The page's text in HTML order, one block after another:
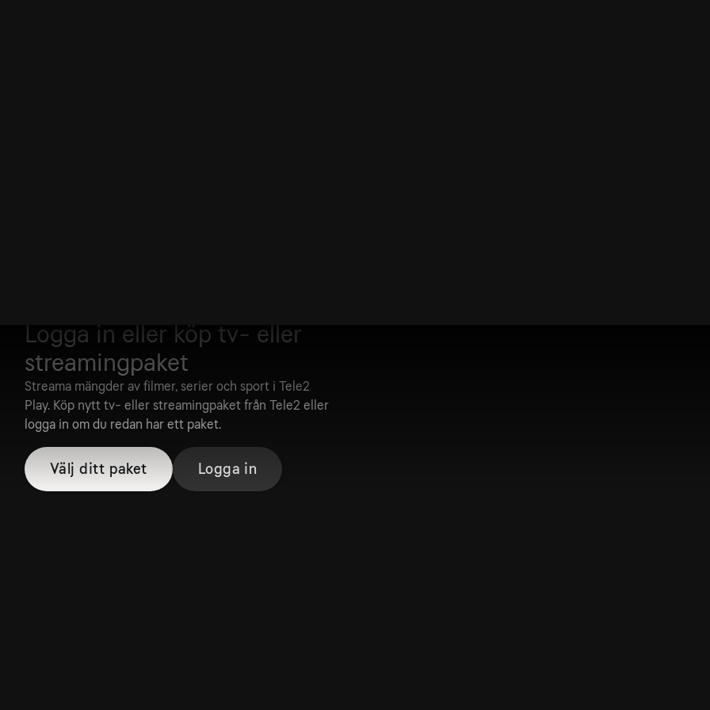
Logga in eller köp tv- eller
streamingpaket
Streama mängder av filmer, serier och sport i Tele2
Play. Köp nytt tv- eller streamingpaket från Tele2 eller
logga in om du redan har ett paket.
Välj ditt paket Logga in